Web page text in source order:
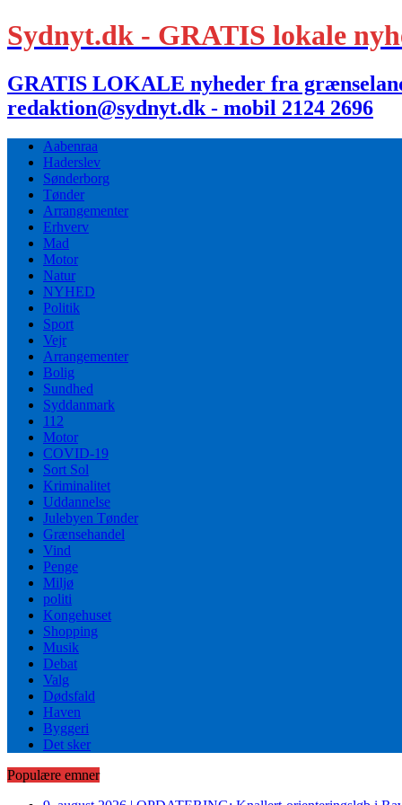
Sydnyt.dk - GRATIS lokale
GRATIS LOKALE nyheder fra
redaktion@sydnyt.dk - mobil 2124 2696
Aabenraa
Haderslev
Sønderborg
Tønder
Arrangementer
Erhverv
Mad
Motor
Natur
NYHED
Politik
Sport
Vejr
Arrangementer
Bolig
Sundhed
Syddanmark
112
Motor
COVID-19
Sort Sol
Kriminalitet
Uddannelse
Julebyen Tønder
Grænsehandel
Vind
Penge
Miljø
politi
Kongehuset
Shopping
Musik
Debat
Valg
Dødsfald
Haven
Byggeri
Det sker
Populære emner